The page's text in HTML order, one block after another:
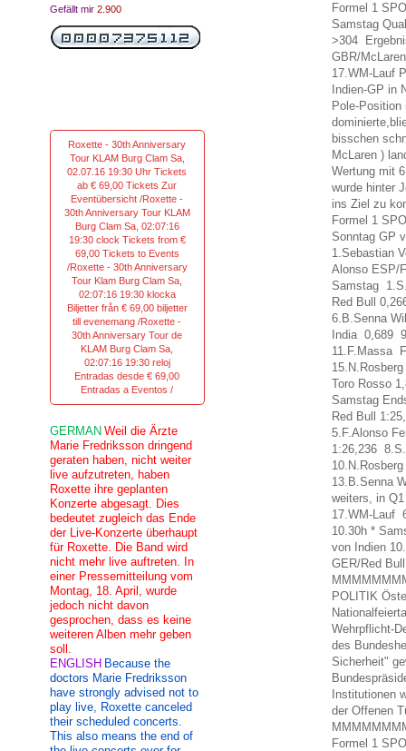
Formel 1
Samstag
>304
GBR/
17.WM-Lauf
Indien-GP in
Pole-
bisschen
McLaren )
Wertung mit
wurde hinter
ins Ziel zu
Formel 1
Sonntag GP
1.Sebastian
Alonso ESP/
Samstag
Red Bull
6.B.Senna
India 0,689
11.F.Massa
Toro Rosso
Samstag
Red Bull
5.F.Alonso
1:26,236
13.B.Senna
weiters, in
17.WM-Lauf
10.30h *
von Indien
GER/Red
POLITIK
Wehrpflicht-
des
Sicherheit"
Institutionen
der Offenen
Formel 1
Gefällt mir 2.900
Roxette - 30th Anniversary
Tour KLAM Burg Clam Sa,
02.07.16 19:30 Uhr Tickets
ab € 69,00 Tickets Zur
Eventübersicht /Roxette -
30th Anniversary Tour KLAM
Burg Clam Sa, 02:07:16
19:30 clock Tickets from €
69,00 Tickets to Events
/Roxette - 30th Anniversary
Tour Klam Burg Clam Sa,
02:07:16 19:30 klocka
Biljetter från € 69,00 biljetter
till evenemang /Roxette -
30th Anniversary Tour de
KLAM Burg Clam Sa,
02:07:16 19:30 reloj
Entradas desde € 69,00
Entradas a Eventos /
GERMAN Weil die Ärzte
Marie Fredriksson dringend
geraten haben, nicht weiter
live aufzutreten, haben
Roxette ihre geplanten
Konzerte abgesagt. Dies
bedeutet zugleich das Ende
der Live-Konzerte überhaupt
für Roxette. Die Band wird
nicht mehr live auftreten. In
einer Pressemitteilung vom
Montag, 18. April, wurde
jedoch nicht davon
gesprochen, dass es keine
weiteren Alben mehr geben
soll.
ENGLISH Because the
doctors Marie Fredriksson
have strongly advised not to
play live, Roxette canceled
their scheduled concerts.
This also means the end of